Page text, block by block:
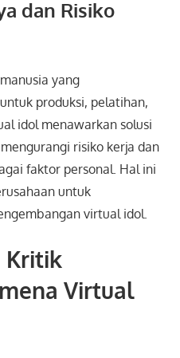
dan Risiko
yang
produksi, pelatihan,
idol menawarkan solusi
risiko kerja dan
faktor personal. Hal ini
untuk
virtual idol.
Kritik
Virtual